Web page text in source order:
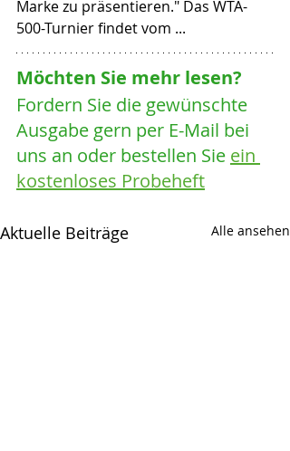
Marke zu präsentieren." Das WTA-
500-Turnier findet vom ...
Möchten Sie mehr lesen?
Fordern Sie die gewünschte
Ausgabe gern per E-Mail bei
uns an oder bestellen Sie ein
kostenloses Probeheft
Aktuelle Beiträge Alle ansehen